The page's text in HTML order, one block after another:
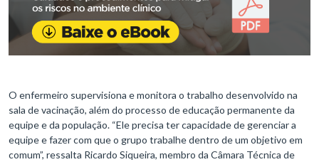
O enfermeiro supervisiona e monitora o trabalho desenvolvido na
sala de vacinação, além do processo de educação permanente da
equipe e da população. “Ele precisa ter capacidade de gerenciar a
equipe e fazer com que o grupo trabalhe dentro de um objetivo em
comum”, ressalta Ricardo Siqueira, membro da Câmara Técnica de